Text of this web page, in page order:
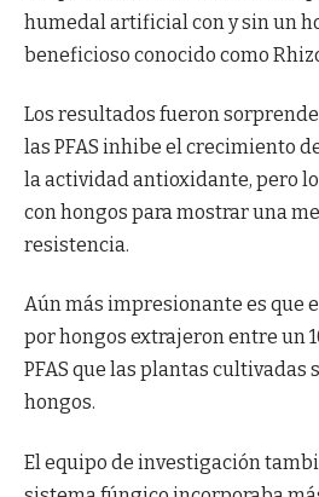
humedal artificial con y sin un
beneficioso conocido como
Los resultados fueron
las PFAS inhibe el crecimiento
la actividad antioxidante, pero
con hongos para mostrar una
resistencia.
Aún más impresionante es que
por hongos extrajeron entre un
PFAS que las plantas cultivadas
hongos.
El equipo de investigación